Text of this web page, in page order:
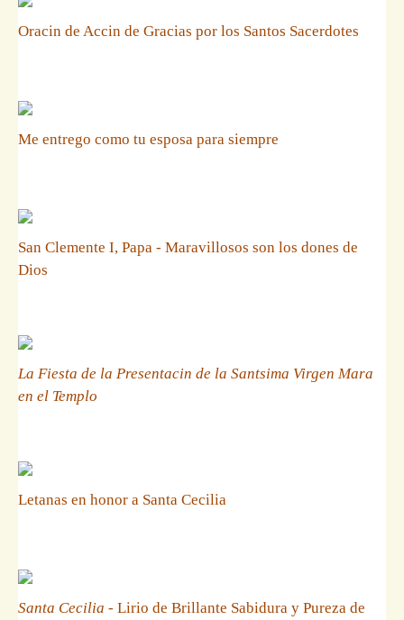
Oracin de Accin de Gracias por los Santos Sacerdotes
Me entrego como tu esposa para siempre
San Clemente I, Papa - Maravillosos son los dones de
Dios
La Fiesta de la Presentacin de la Santsima Virgen Mara
en el Templo
Letanas en honor a Santa Cecilia
Santa Cecilia - Lirio de Brillante Sabidura y Pureza de